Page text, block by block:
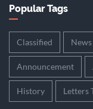
Popular Tags
Classified News
Announcement
History Letters